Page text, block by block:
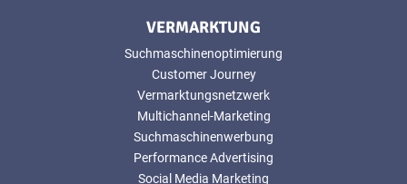
VERMARKTUNG
Suchmaschinenoptimierung
Customer Journey
Vermarktungsnetzwerk
Multichannel-Marketing
Suchmaschinenwerbung
Performance Advertising
Social Media Marketing